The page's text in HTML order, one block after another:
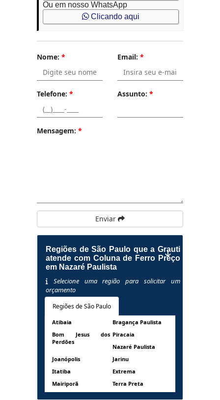
Ou em nosso WhatsApp
Clicando aqui
Nome: * Email: *
Telefone: * Assunto: *
Mensagem: *
Enviar
Regiões de São Paulo que a Grauti
atende com Coluna de Ferro Preço
em Nazaré Paulista
Selecione uma região para solicitar um
orçamento
Regiões de São Paulo
Atibaia
Bragança Paulista
Bom Jesus dos
Perdões
Piracaia
Nazaré Paulista
Joanópolis
Jarinu
Itatiba
Extrema
Mairiporã
Terra Preta